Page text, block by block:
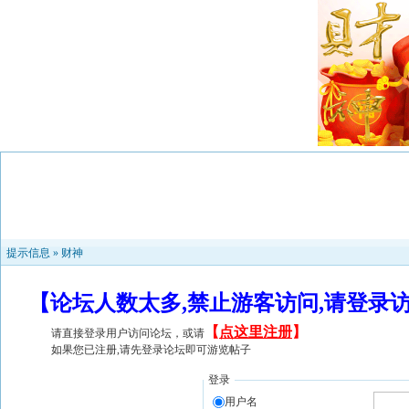
提示信息 » 财神
【论坛人数太多,禁止游客访问,请登
请直接登录用户访问论坛，或请 【 点这里注册】
如果您已注册,请先登录论坛即可游览帖子
登录
用户名